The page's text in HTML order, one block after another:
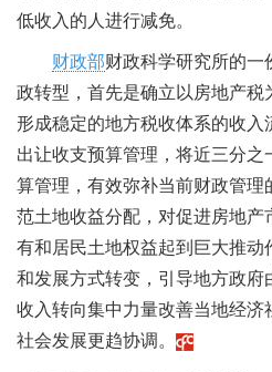
低收入的人进行减免。
财政部财政科学研究所的一
政转型，首先是确立以房地产税
形成稳定的地方税收体系的收
出让收支预算管理，将近三分
算管理，有效弥补当前财政管
范土地收益分配，对促进房地产
有和居民土地权益起到巨大推
和发展方式转变，引导地方政
收入转向集中力量改善当地经
社会发展更趋协调。